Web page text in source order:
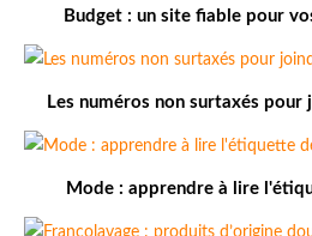
Budget : un site fiable pour
Les numéros non surtaxés
Mode : apprendre à lire